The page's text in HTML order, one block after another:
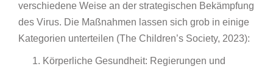
verschiedene Weise an der strategischen Bekämpfung
des Virus. Die Maßnahmen lassen sich grob in einige
Kategorien unterteilen (The Children’s Society, 2023):
Körperliche Gesundheit: Regierungen und